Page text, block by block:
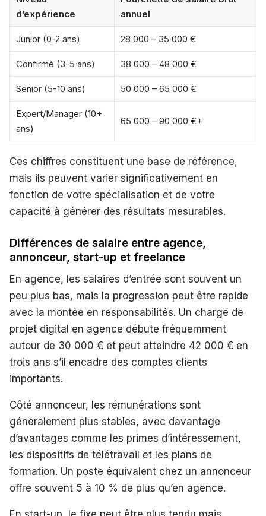
d’expérience
annuel
Junior (0-2 ans) 28 000 – 35 000 €
Confirmé (3-5 ans) 38 000 – 48 000 €
Senior (5-10 ans) 50 000 – 65 000 €
Expert/Manager (10+
ans)
65 000 – 90 000 €+
Ces chiffres constituent une base de référence,
mais ils peuvent varier significativement en
fonction de votre spécialisation et de votre
capacité à générer des résultats mesurables.
Différences de salaire entre agence,
annonceur, start-up et freelance
En agence, les salaires d’entrée sont souvent un
peu plus bas, mais la progression peut être rapide
avec la montée en responsabilités. Un chargé de
projet digital en agence débute fréquemment
autour de 30 000 € et peut atteindre 42 000 € en
trois ans s’il encadre des comptes clients
importants.
Côté annonceur, les rémunérations sont
généralement plus stables, avec davantage
d’avantages comme les primes d’intéressement,
les dispositifs de télétravail et les plans de
formation. Un poste équivalent chez un annonceur
offre souvent 5 à 10 % de plus qu’en agence.